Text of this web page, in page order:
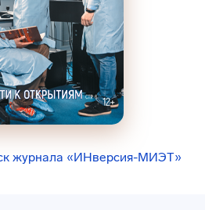
журнала «ИНверсия-МИЭТ»